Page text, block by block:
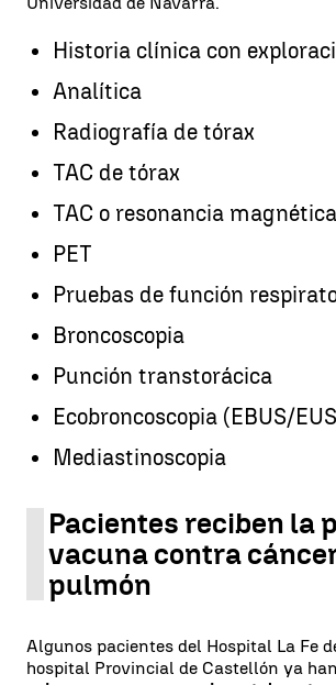
Historia clínica con
Analítica
Radiografía de tórax
TAC de tórax
TAC o resonancia
PET
Pruebas de función
Broncoscopia
Punción transtorácica
Ecobroncoscopia (EBUS/
Mediastinoscopia
Pacientes reciben la
vacuna contra
pulmón
Algunos pacientes del Hospital La Fe
hospital Provincial de Castellón ya